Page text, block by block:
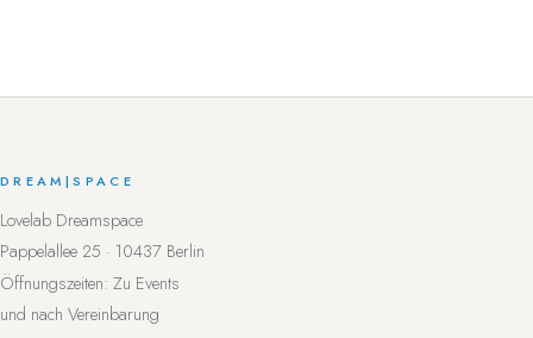
DREAM |SPACE
Lovelab Dreamspace
Pappelallee 25 · 10437 Berlin
Öffnungszeiten: Zu Events
und nach Vereinbarung